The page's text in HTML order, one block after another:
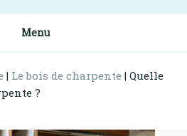
Menu
| Le bois de charpente | Quelle
?